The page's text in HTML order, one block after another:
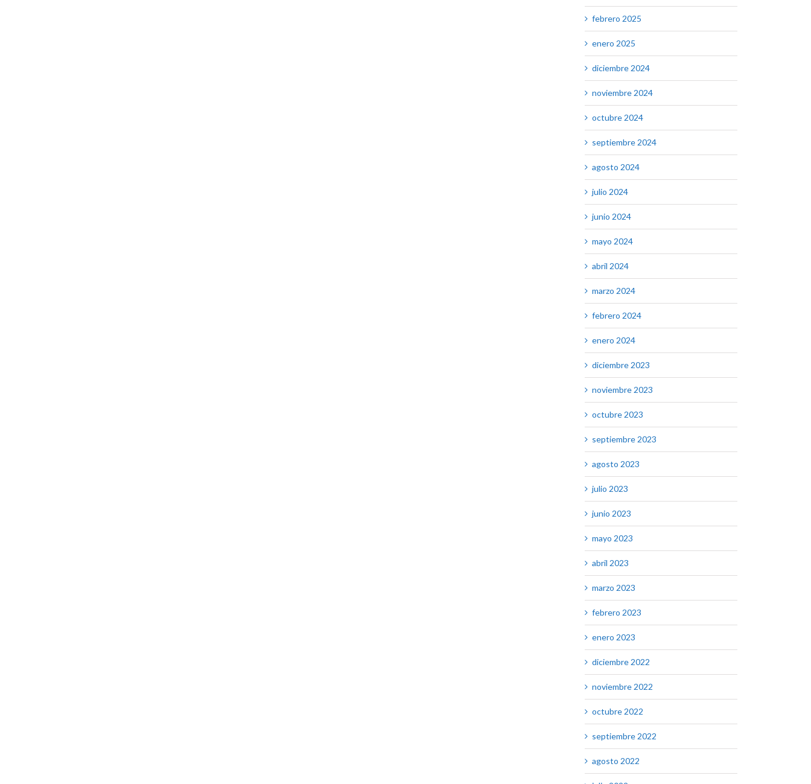
febrero 2025
enero 2025
diciembre 2024
noviembre 2024
octubre 2024
septiembre 2024
agosto 2024
julio 2024
junio 2024
mayo 2024
abril 2024
marzo 2024
febrero 2024
enero 2024
diciembre 2023
noviembre 2023
octubre 2023
septiembre 2023
agosto 2023
julio 2023
junio 2023
mayo 2023
abril 2023
marzo 2023
febrero 2023
enero 2023
diciembre 2022
noviembre 2022
octubre 2022
septiembre 2022
agosto 2022